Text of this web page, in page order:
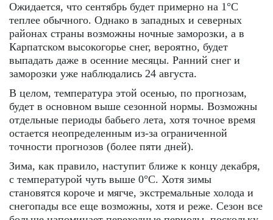
Ожидается, что сентябрь будет примерно на 1°C
теплее обычного. Однако в западных и северных
районах страны возможны ночные заморозки, а в
Карпатском высокогорье снег, вероятно, будет
выпадать даже в осенние месяцы. Ранний снег и
заморозки уже наблюдались 24 августа.
В целом, температура этой осенью, по прогнозам,
будет в основном выше сезонной нормы. Возможны
отдельные периоды бабьего лета, хотя точное время
остается неопределенным из-за ограниченной
точности прогнозов (более пяти дней).
Зима, как правило, наступит ближе к концу декабря,
с температурой чуть выше 0°C. Хотя зимы
становятся короче и мягче, экстремальные холода и
снегопады все еще возможны, хотя и реже. Сезон все